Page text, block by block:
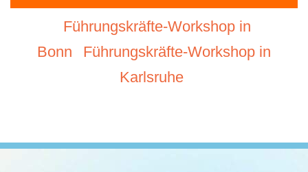
Führungskräfte-Workshop in
Bonn
Führungskräfte-Workshop in
Karlsruhe